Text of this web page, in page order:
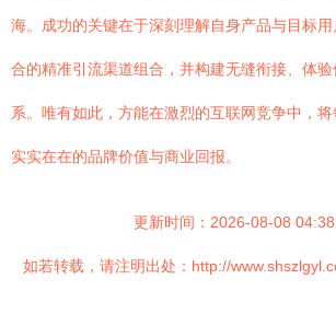
海。成功的关键在于深刻理解自身产品与目标
合的精准引流渠道组合，并构建无缝衔接、体
系。唯有如此，方能在激烈的互联网竞争中，
实实在在的品牌价值与商业回报。
更新时间：2026-08-08
如若转载，请注明出处：http://